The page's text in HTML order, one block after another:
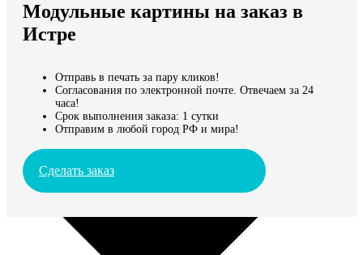
Мы доставляем по всему миру
Продолжить без города
Модульные картины на заказ в
Истре
Отправь в печать за пару кликов!
Согласования по электронной почте. Отвечаем за 24
часа!
Срок выполнения заказа: 1 сутки
Отправим в любой город РФ и мира!
Сделать заказ